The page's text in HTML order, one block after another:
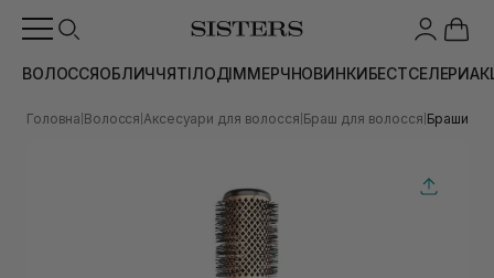
ВОЛОССЯОБЛИЧЧЯТІЛОДІММЕРЧНОВИНКИБЕСТСЕЛЕРИ
Головна Волосся Аксесуари для волосся Браш для волосся Брашинг